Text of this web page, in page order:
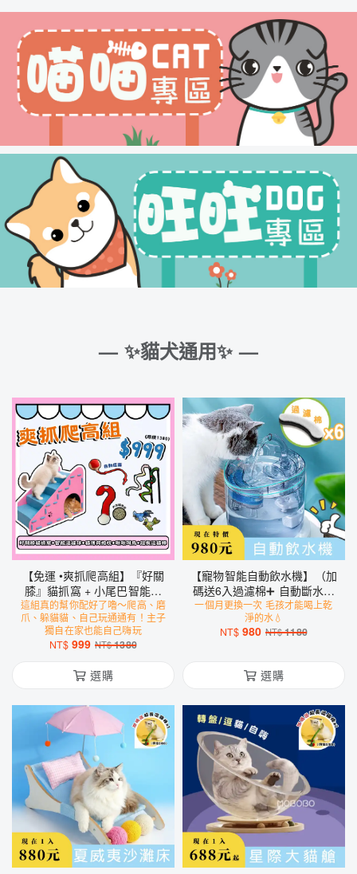
— ✨貓犬通用✨ —
【免運 •爽抓爬高組】『好關
膝』貓抓窩 + 小尾巴智能逗
貓球 + 貓薄荷抱枕 + 超級長
逗貓棒 + 會叫の小鳥玩具
這組真的幫你配好了嚕～爬高、磨
爪、躲貓貓、自己玩通通有！主子
獨自在家也能自己嗨玩
NT$ 999 NT$1380
選購
【寵物智能自動飲水機】（加
碼送6入過濾棉➕ 自動斷水感
應器）
一個月更換一次 毛孩才能喝上乾
淨的水💧
NT$ 980 NT$1180
選購